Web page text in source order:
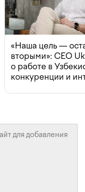
«Наша цель —
вторыми»: CEO
о работе в
конкуренции и